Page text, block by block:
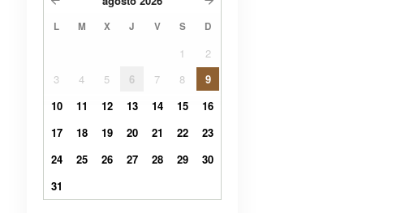
L M X J V S D
1
2
3
4 5 6 7 8
9
10
11 12 13 14 15
16
17
18 19 20 21 22
23
24
25 26 27 28 29
30
31